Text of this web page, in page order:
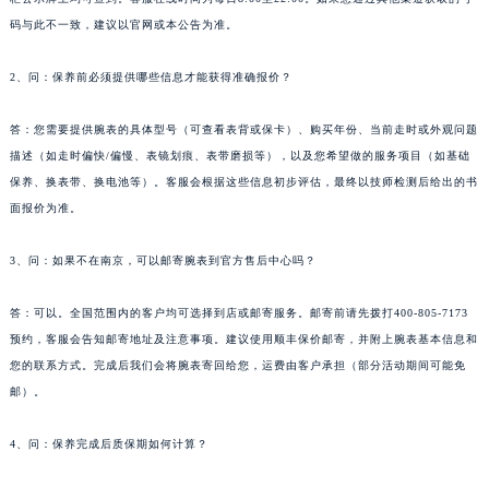
码与此不一致，建议以官网或本公告为准。
2、问：保养前必须提供哪些信息才能获得准确报价？
答：您需要提供腕表的具体型号（可查看表背或保卡）、购买年份、当前走时或外观问题
描述（如走时偏快/偏慢、表镜划痕、表带磨损等），以及您希望做的服务项目（如基础
保养、换表带、换电池等）。客服会根据这些信息初步评估，最终以技师检测后给出的书
面报价为准。
3、问：如果不在南京，可以邮寄腕表到官方售后中心吗？
答：可以。全国范围内的客户均可选择到店或邮寄服务。邮寄前请先拨打400-805-7173
预约，客服会告知邮寄地址及注意事项。建议使用顺丰保价邮寄，并附上腕表基本信息和
您的联系方式。完成后我们会将腕表寄回给您，运费由客户承担（部分活动期间可能免
邮）。
4、问：保养完成后质保期如何计算？